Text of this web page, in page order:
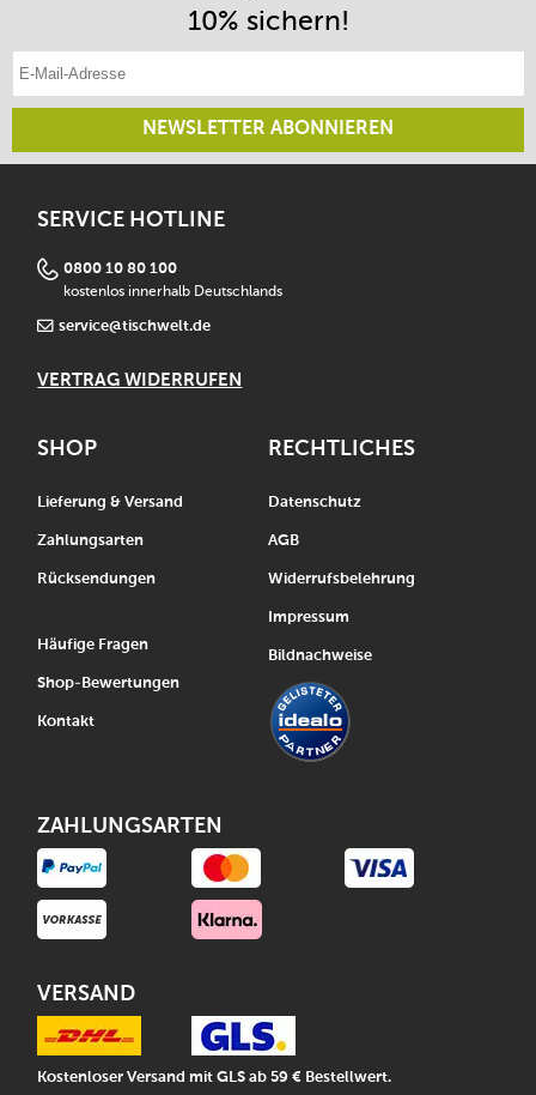
10% sichern!
NEWSLETTER ABONNIEREN
SERVICE HOTLINE
0800 10 80 100
kostenlos innerhalb Deutschlands
service@tischwelt.de
VERTRAG WIDERRUFEN
SHOP
Lieferung & Versand
Zahlungsarten
Rücksendungen
Häufige Fragen
Shop-Bewertungen
Kontakt
RECHTLICHES
Datenschutz
AGB
Widerrufsbelehrung
Impressum
Bildnachweise
ZAHLUNGSARTEN
VERSAND
Kostenloser Versand mit GLS ab 59 € Bestellwert.